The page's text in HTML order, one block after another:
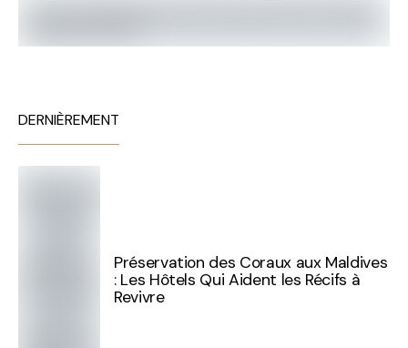
DERNIÈREMENT
Préservation des Coraux aux Maldives
: Les Hôtels Qui Aident les Récifs à
Revivre